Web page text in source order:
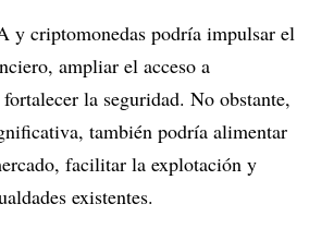
y criptomonedas podría impulsar el
ampliar el acceso a
la seguridad. No obstante,
también podría alimentar
facilitar la explotación y
existentes.